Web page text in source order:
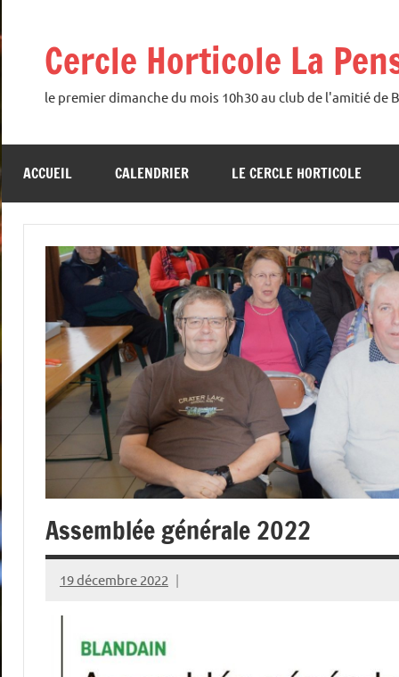
au
contenuCercle Horticole La
le premier dimanche du mois 10h30 au club de l'amitié de
ACCUEIL CALENDRIER LE CERCLE HORTICOLE
Assemblée générale 2022
19 décembre 2022
admin